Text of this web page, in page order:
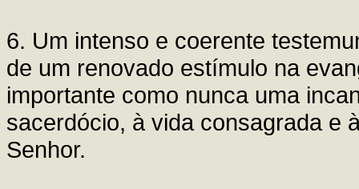
6. Um intenso e coerente
de um renovado estímulo na
importante como nunca uma
sacerdócio, à vida consagrada e
Senhor.